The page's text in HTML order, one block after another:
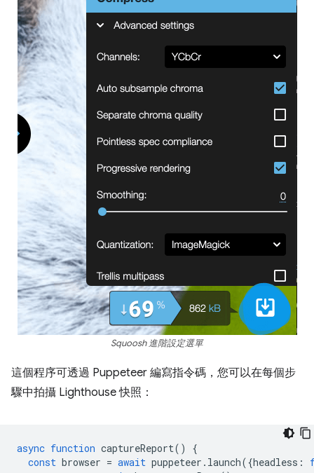
Squoosh 進階設定選單
這個程序可透過 Puppeteer 編寫指令碼，您可以在每個步
驟中拍攝 Lighthouse 快照：
async function captureReport()
{
const browser = await puppeteer . launch({headless :